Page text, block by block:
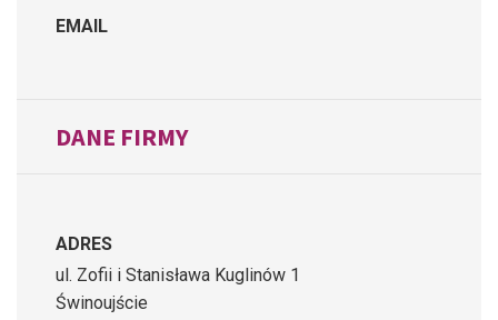
EMAIL
DANE FIRMY
ADRES
ul. Zofii i Stanisława Kuglinów 1
Świnoujście